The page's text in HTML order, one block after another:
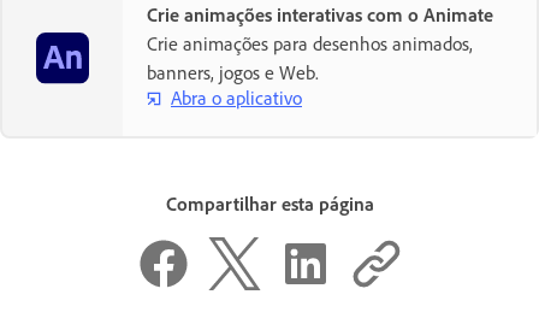
Crie animações interativas com o Animate
Crie animações para desenhos animados,
banners, jogos e Web.
Abra o aplicativo
Compartilhar esta página